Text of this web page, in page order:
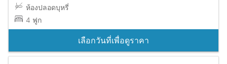
ห้องปลอดบุหรี่
4 ฟูก
เลือกวันที่เพื่อดูราคา